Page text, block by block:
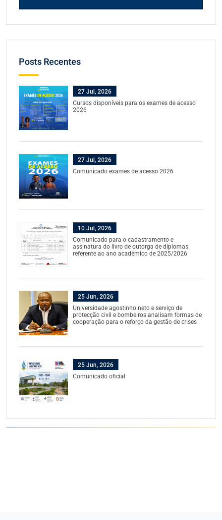
Posts Recentes
27 Jul, 2026
Cursos disponíveis para os exames de acesso
2026
27 Jul, 2026
Comunicado exames de acesso 2026
10 Jul, 2026
Comunicado para o cadastramento e
assinatura do livro de outorga de diplomas
referente ao ano académico de 2025/2026
25 Jun, 2026
Universidade agostinho neto e serviço de
protecção civil e bombeiros analisam formas de
cooperação para o reforço da gestão de crises
25 Jun, 2026
Comunicado oficial